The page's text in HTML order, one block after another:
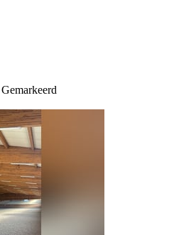
Gemarkeerd